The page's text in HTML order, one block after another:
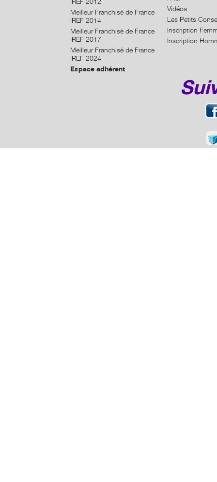
Meilleur Franchisé de France
IREF 2014
Meilleur Franchisé de France
IREF 2017
Meilleur Franchisé de France
IREF 2024
Espace adhérent
Vidéos
Les Petits
Inscription
Inscription